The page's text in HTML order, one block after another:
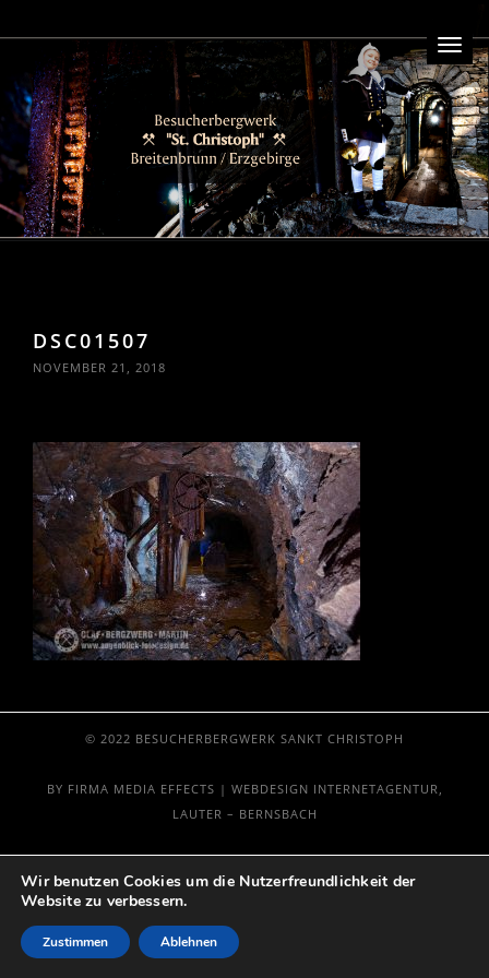
Toggle
DSC01507
DSC01507
NOVEMBER 21, 2018
© 2022 BESUCHERBERGWERK SANKT CHRISTOPH
BY FIRMA MEDIA EFFECTS | WEBDESIGN INTERNETAGENTUR,
LAUTER – BERNSBACH
Wir benutzen Cookies um die Nutzerfreundlichkeit der
Website zu verbessern.
Zustimmen Ablehnen